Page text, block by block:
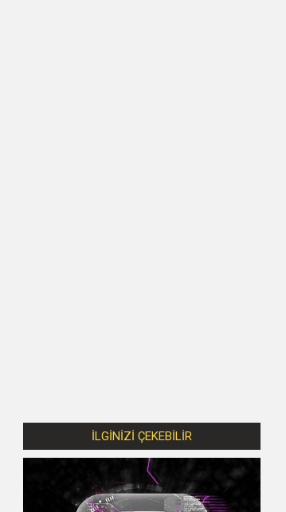
İLGİNİZİ ÇEKEBİLİR